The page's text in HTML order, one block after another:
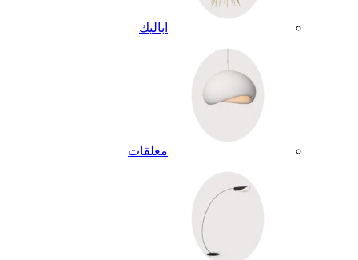
اباليك
معلقات